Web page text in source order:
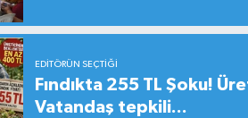
EDITÖRÜN SEÇTIĞI
Fındıkta 255 TL Şoku!
Vatandaş tepkili...